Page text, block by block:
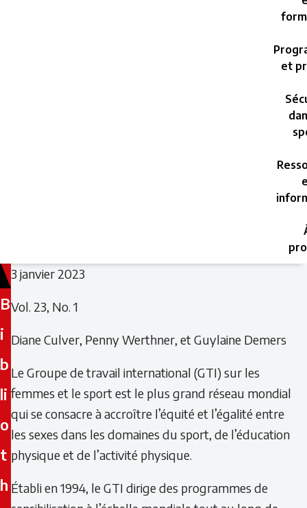
et
B
i
b
li
o
t
h
Filed
3 janvier 2023
Vol. 23, No. 1
Diane Culver, Penny Werthner, et Guylaine Demers
Le Groupe de travail international (GTI) sur les
femmes et le sport est le plus grand réseau mondial
qui se consacre à accroître l’équité et l’égalité entre
les sexes dans les domaines du sport, de l’éducation
physique et de l’activité physique.
Établi en 1994, le GTI dirige des programmes de